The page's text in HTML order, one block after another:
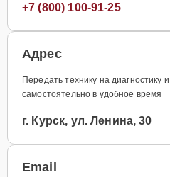
+7 (800) 100-91-25
Адрес
Передать технику на диагностику
самостоятельно в удобное время
г. Курск, ул. Ленина, 30
Email